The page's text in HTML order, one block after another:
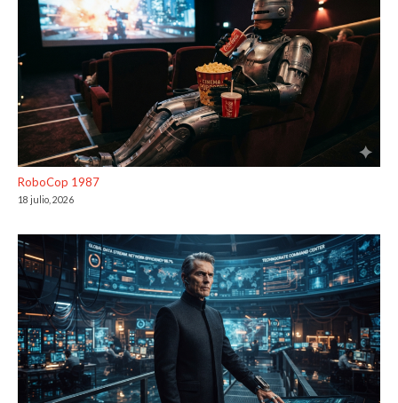
RoboCop 1987
18 julio, 2026